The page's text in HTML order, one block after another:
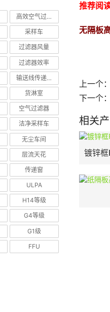
推荐阅
无隔板
上一个：
下一个：
相关
高效空气过滤器
采样车
过滤器风量
过滤器效率
输送线传递窗
货淋室
空气过滤器
洁净采样车
无尘车间
层流天花
传递窗
ULPA
H14等级
G4等级
G1级
FFU